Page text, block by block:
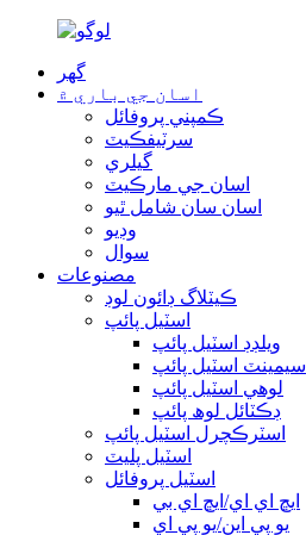
گھر
اسان جي باري ۾
ڪمپني پروفائل
سرٽيفڪيٽ
گيلري
اسان جي مارڪيٽ
اسان سان شامل ٿيو
وڊيو
سوال
مصنوعات
ڪيٽلاگ ڊائون لوڊ
اسٽيل پائپ
ويلڊڊ اسٽيل پائپ
سيمينٽ اسٽيل پائپ
لوهي اسٽيل پائپ
ڊڪٽائل لوھ پائپ
اسٽرڪچرل اسٽيل پائپ
اسٽيل پليٽ
اسٽيل پروفائل
ايڇ اي اي/ايڇ اي بي
يو پي اين/يو پي اي